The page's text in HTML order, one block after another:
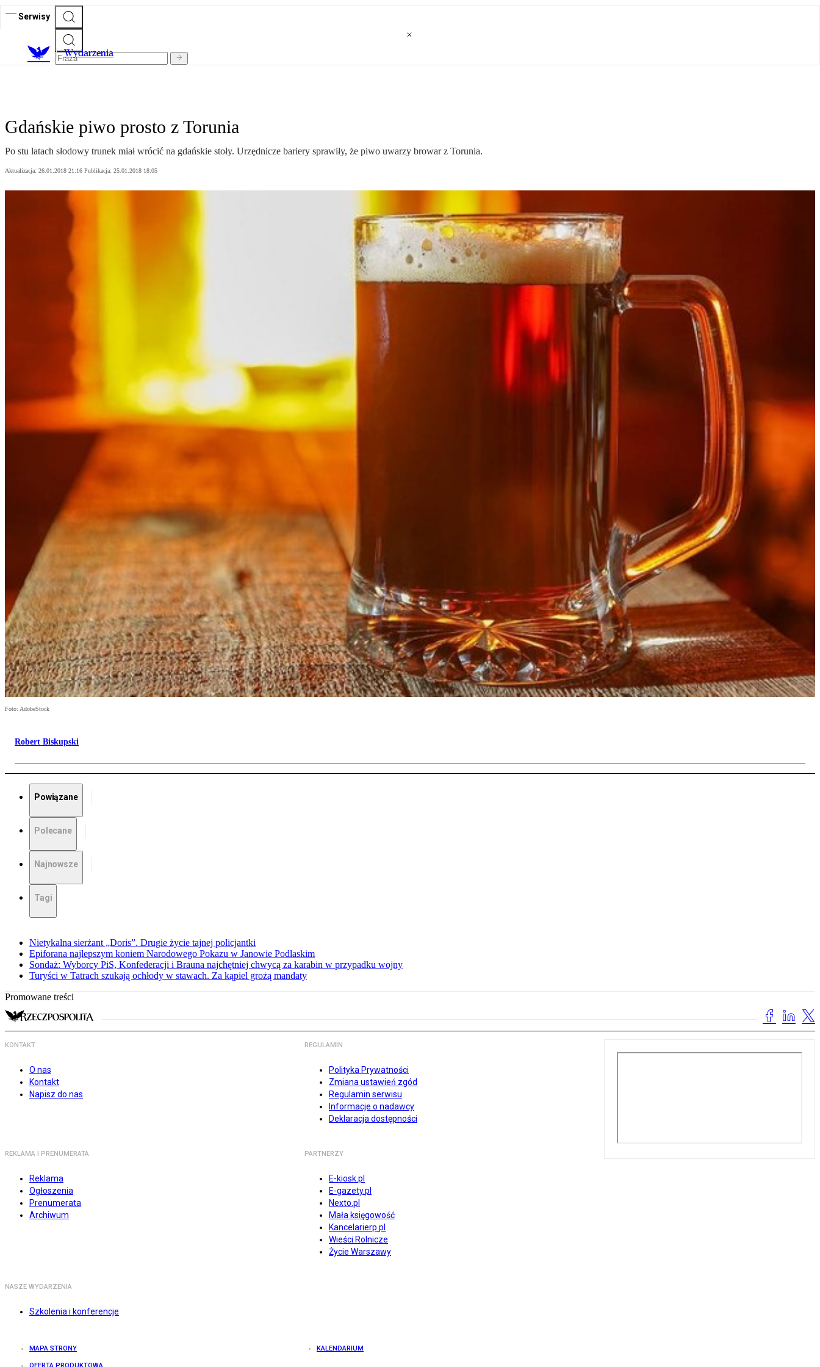
Serwisy
Wydarzenia
Gdańskie piwo prosto z Torunia
Po stu latach słodowy trunek miał wrócić na gdańskie stoły. Urzędnicze bariery sprawiły, że piwo uwarzy browar z Torunia.
Aktualizacja: 26.01.2018 21:16 Publikacja: 25.01.2018 18:05
Foto: AdobeStock
Robert Biskupski
Powiązane
Polecane
Najnowsze
Tagi
Nietykalna sierżant „Doris”. Drugie życie tajnej policjantki
Epiforana najlepszym koniem Narodowego Pokazu w Janowie Podlaskim
Sondaż: Wyborcy PiS, Konfederacji i Brauna najchętniej chwycą za karabin w przypadku wojny
Turyści w Tatrach szukają ochłody w stawach. Za kąpiel grożą mandaty
Promowane treści
KONTAKT
O nas
Kontakt
Napisz do nas
REGULAMIN
Polityka Prywatności
Zmiana ustawień zgód
Regulamin serwisu
Informacje o nadawcy
Deklaracja dostępności
REKLAMA I PRENUMERATA
Reklama
Ogłoszenia
Prenumerata
Archiwum
PARTNERZY
E-kiosk.pl
E-gazety.pl
Nexto.pl
Mała księgowość
Kancelarierp.pl
Wieści Rolnicze
Życie Warszawy
NASZE WYDARZENIA
Szkolenia i konferencje
MAPA STRONY KALENDARIUM